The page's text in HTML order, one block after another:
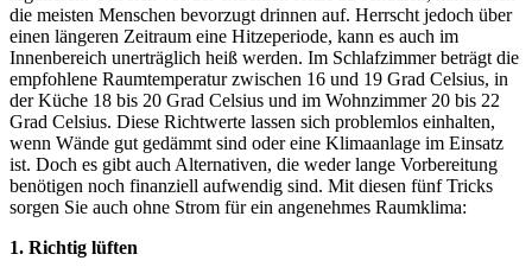
die meisten Menschen bevorzugt drinnen auf. Herrscht jedoch über
einen längeren Zeitraum eine Hitzeperiode, kann es auch im
Innenbereich unerträglich heiß werden. Im Schlafzimmer beträgt die
empfohlene Raumtemperatur zwischen 16 und 19 Grad Celsius, in
der Küche 18 bis 20 Grad Celsius und im Wohnzimmer 20 bis 22
Grad Celsius. Diese Richtwerte lassen sich problemlos einhalten,
wenn Wände gut gedämmt sind oder eine Klimaanlage im Einsatz
ist. Doch es gibt auch Alternativen, die weder lange Vorbereitung
benötigen noch finanziell aufwendig sind. Mit diesen fünf Tricks
sorgen Sie auch ohne Strom für ein angenehmes Raumklima:
1. Richtig lüften